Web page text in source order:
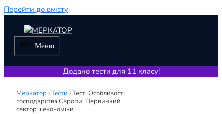
Перейти до вмісту
Меню
Додано тести для 11 класу!
Меркатор ›Тести ›Тест: Особливості
господарства Європи. Первинний
сектор її економіки